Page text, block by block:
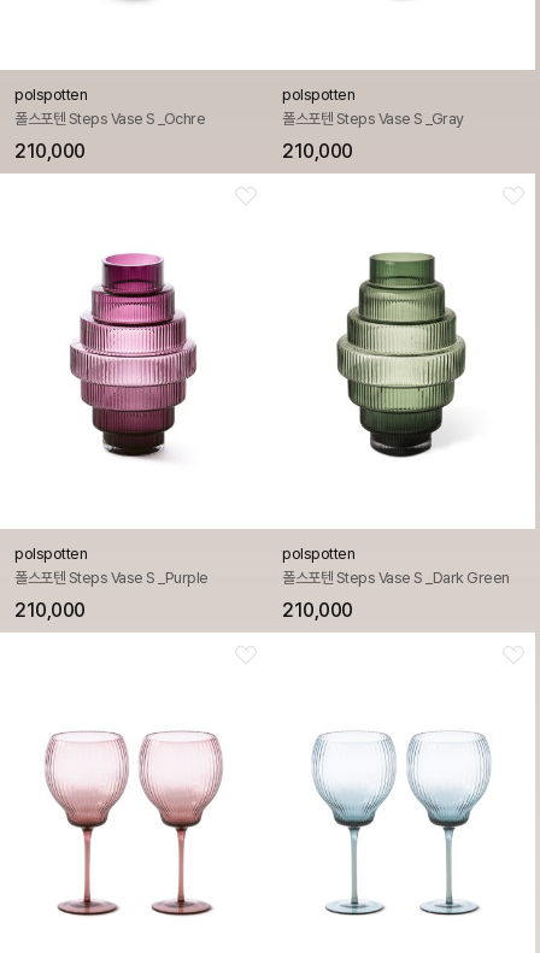
polspotten
폴스포텐 Steps Vase S _Ochre
210,000
polspotten
폴스포텐 Steps Vase S _Gray
210,000
polspotten
폴스포텐 Steps Vase S _Purple
210,000
polspotten
폴스포텐 Steps Vase S _Dark Green
210,000